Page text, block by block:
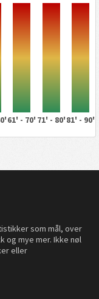
61' - 70' 71' - 80'81' - 90'
som mål, over
og mye mer. Ikke nøl
eller